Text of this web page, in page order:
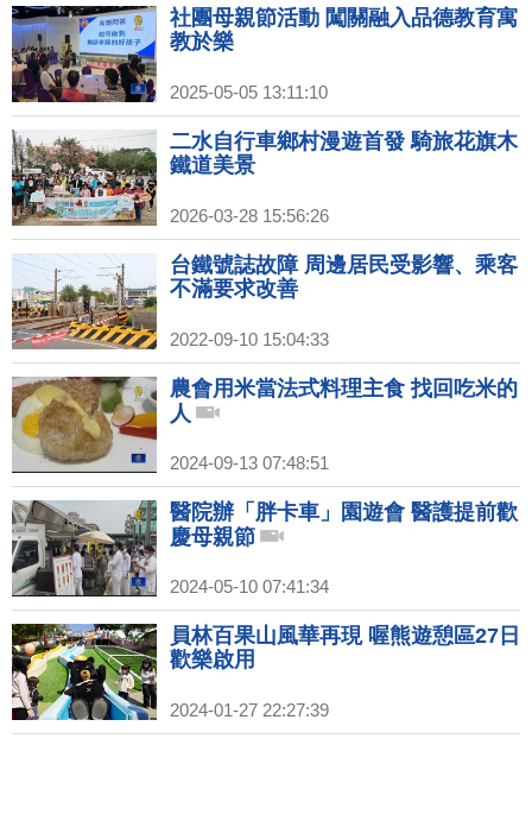
社團母親節活動 闖關融入品德教育寓
教於樂
2025-05-05 13:11:10
二水自行車鄉村漫遊首發 騎旅花旗木
鐵道美景
2026-03-28 15:56:26
台鐵號誌故障 周邊居民受影響、乘客
不滿要求改善
2022-09-10 15:04:33
農會用米當法式料理主食 找回吃米的
人
2024-09-13 07:48:51
醫院辦「胖卡車」園遊會 醫護提前歡
慶母親節
2024-05-10 07:41:34
員林百果山風華再現 喔熊遊憩區27日
歡樂啟用
2024-01-27 22:27:39